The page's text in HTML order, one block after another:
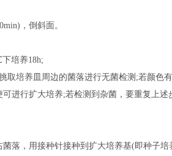
，倒斜面。
培养18h;
培养皿周边的菌落进行无菌检测;若颜色
进行扩大培养;若检测到杂菌，要重复上
落，用接种针接种到扩大培养基(即种子